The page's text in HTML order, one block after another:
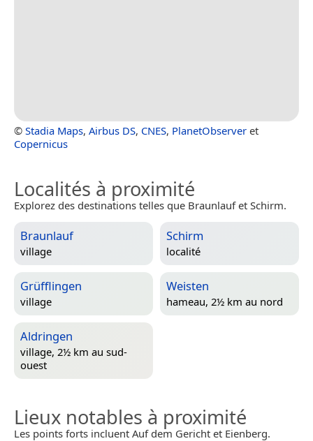
© Stadia Maps, Airbus DS, CNES, PlanetObserver et
Copernicus
Localités à proximité
Explorez des destinations telles que Braunlauf et Schirm.
Braunlauf
village
Schirm
localité
Grüfflingen
village
Weisten
hameau, 2½ km au nord
Aldringen
village, 2½ km au sud-
ouest
Lieux notables à proximité
Les points forts incluent Auf dem Gericht et Eienberg.